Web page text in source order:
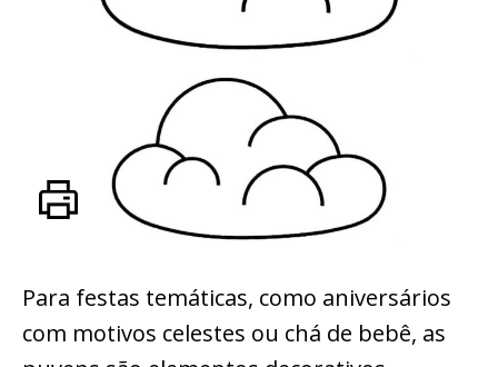
Para festas temáticas, como aniversários
com motivos celestes ou chá de bebê, as